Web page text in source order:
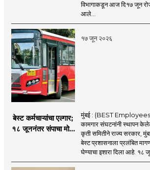
विभागाकडून आज दि१७ जून
आले...
१७ जून २०२६
बेस्ट कर्मचाऱ्यांचा एल्गार;
१८ जूननंतर संपाचा मोठा
मुंबई : (BEST Employees)
कामगार संघटनांनी स्थापन
कृती समितीने राज्य सरकार,
बेस्ट प्रशासनाला प्रलंबित
घेण्याचा इशारा दिला आहे. १८